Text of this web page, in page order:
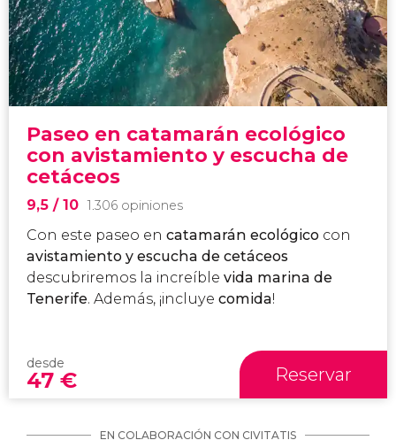
Paseo en catamarán ecológico
con avistamiento y escucha de
cetáceos
9,5 / 10 1.306 opiniones
Con este paseo en catamarán ecológico con
avistamiento y escucha de cetáceos
descubriremos la increíble vida marina de
Tenerife. Además, ¡incluye comida!
desde
47 € Reservar
EN COLABORACIÓN CON CIVITATIS